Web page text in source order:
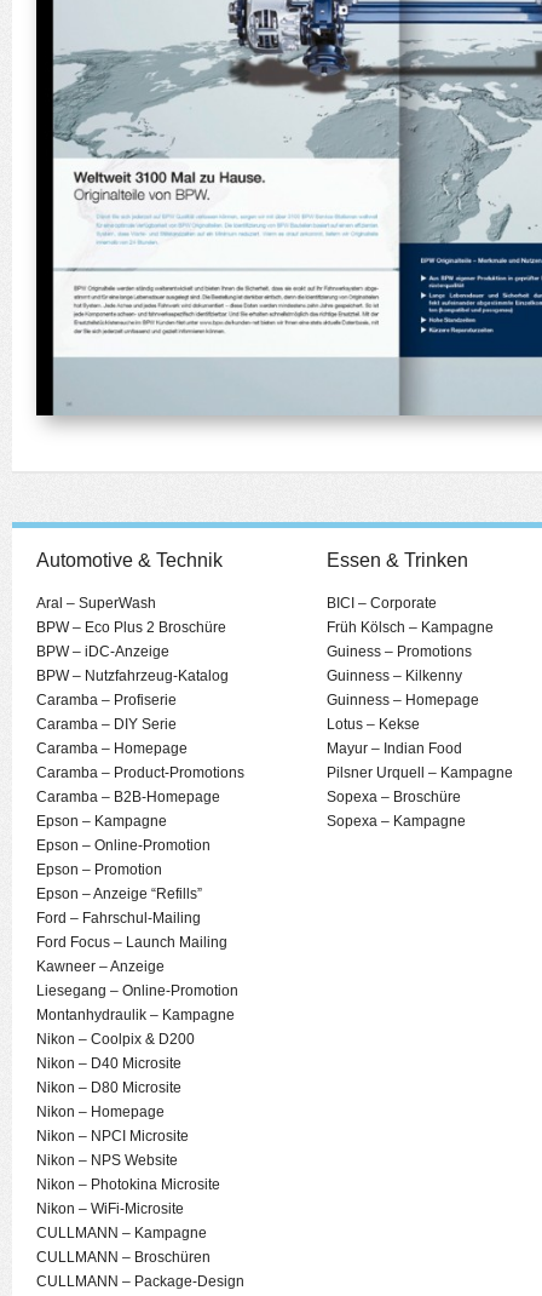
Automotive & Technik
Aral – SuperWash
BPW – Eco Plus 2 Broschüre
BPW – iDC-Anzeige
BPW – Nutzfahrzeug-Katalog
Caramba – Profiserie
Caramba – DIY Serie
Caramba – Homepage
Caramba – Product-Promotions
Caramba – B2B-Homepage
Epson – Kampagne
Epson – Online-Promotion
Epson – Promotion
Epson – Anzeige “Refills”
Ford – Fahrschul-Mailing
Ford Focus – Launch Mailing
Kawneer – Anzeige
Liesegang – Online-Promotion
Montanhydraulik – Kampagne
Nikon – Coolpix & D200
Nikon – D40 Microsite
Nikon – D80 Microsite
Nikon – Homepage
Nikon – NPCI Microsite
Nikon – NPS Website
Nikon – Photokina Microsite
Nikon – WiFi-Microsite
CULLMANN – Kampagne
CULLMANN – Broschüren
CULLMANN – Package-Design
Essen & Trinken
BICI – Corporate
Früh Kölsch – Kampagne
Guiness – Promotions
Guinness – Kilkenny
Guinness – Homepage
Lotus – Kekse
Mayur – Indian Food
Pilsner Urquell – Kampagne
Sopexa – Broschüre
Sopexa – Kampagne